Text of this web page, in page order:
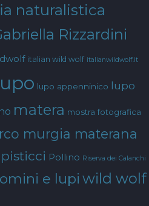
naturalistica
Rizzardini
italian wild wolf italianwildwolf.it
lupo appenninico lupo
matera mostra fotografica
murgia materana
pisticci Pollino Riserva dei Calanchi
e lupi wild wolf